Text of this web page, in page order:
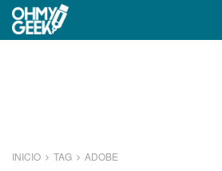
INICIO TAG ADOBE